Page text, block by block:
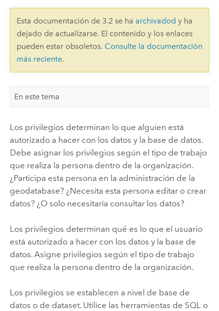
Esta documentación de 3.2 se ha archivadod y ha
dejado de actualizarse. El contenido y los enlaces
pueden estar obsoletos. Consulte la documentación
más reciente.
En este tema
Los privilegios determinan lo que alguien está
autorizado a hacer con los datos y la base de datos.
Debe asignar los privilegios según el tipo de trabajo
que realiza la persona dentro de la organización.
¿Participa esta persona en la administración de la
geodatabase? ¿Necesita esta persona editar o crear
datos? ¿O solo necesitaría consultar los datos?
Los privilegios determinan qué es lo que el usuario
está autorizado a hacer con los datos y la base de
datos. Asigne privilegios según el tipo de trabajo
que realiza la persona dentro de la organización.
Los privilegios se establecen a nivel de base de
datos o de dataset. Utilice las herramientas de SQL o